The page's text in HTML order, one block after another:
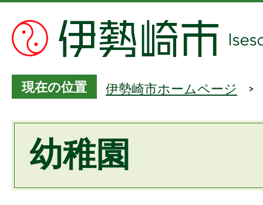
現在の位置 伊勢崎市ホームページ
幼稚園